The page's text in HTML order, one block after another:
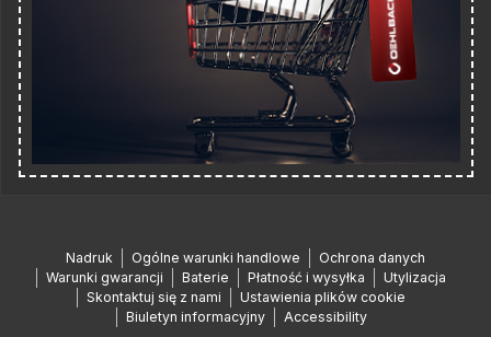
Nadruk Ogólne warunki handlowe
Ochrona danych
Warunki gwarancji
Baterie Płatność i wysyłka
Utylizacja
Skontaktuj się z nami
Ustawienia plików cookie
Biuletyn informacyjny
Accessibility